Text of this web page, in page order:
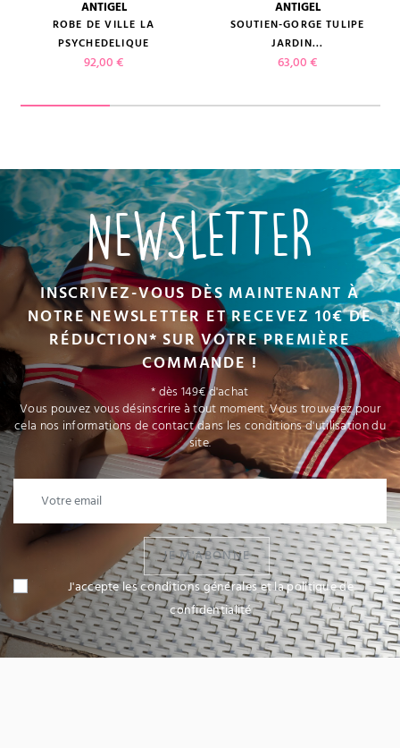
ANTIGEL
ROBE DE VILLE LA
PSYCHEDELIQUE
Prix
92,00 €
ANTIGEL
SOUTIEN-GORGE TULIPE
JARDIN...
Prix
63,00 €
NEWSLETTER
INSCRIVEZ-VOUS DÈS MAINTENANT À
NOTRE NEWSLETTER ET RECEVEZ 10€ DE
RÉDUCTION* SUR VOTRE PREMIÈRE
COMMANDE !
* dès 149€ d'achat
Vous pouvez vous désinscrire à tout moment. Vous trouverez pour
cela nos informations de contact dans les conditions d'utilisation du
site.
JE M'ABONNE
J'accepte les conditions générales et la politique de
confidentialité